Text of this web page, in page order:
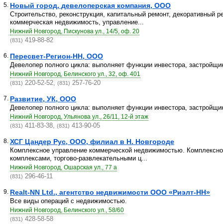
5. Новый город, девелоперская компания, ООО
Строительство, реконструкция, капитальный ремонт, декоративный
коммерческая недвижимость, управление...
Нижний Новгород, Пискунова ул., 14/5, оф. 20
(831) 419-88-82
6. Пересвет-Регион-НН, ООО
Девелопер полного цикла: выполняет функции инвестора,
Нижний Новгород, Белинского ул., 32, оф. 401
(831) 220-52-52, (831) 257-76-20
7. Развитие, УК, ООО
Девелопер полного цикла: выполняет функции инвестора,
Нижний Новгород, Ульянова ул., 26/11, 12-й этаж
(831) 411-83-38, (831) 413-90-05
8. ХСГ Цандер Рус, ООО, филиал в Н. Новгороде
Комплексное управление коммерческой недвижимостью.
комплексами, торгово-развлекательными ц...
Нижний Новгород, Ошарская ул., 77 а
(831) 296-46-11
9. Realt-NN Ltd., агентство недвижимости ООО «Риэлт-НН»
Все виды операций с недвижимостью.
Нижний Новгород, Белинского ул., 58/60
(831) 428-58-58